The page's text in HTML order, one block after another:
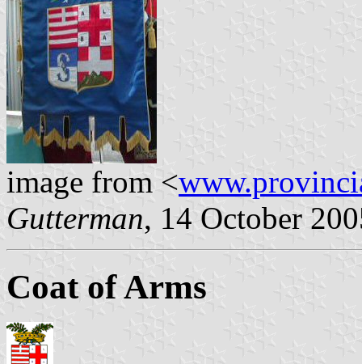
image from <
Gutterman, 14 October
Coat of Arms